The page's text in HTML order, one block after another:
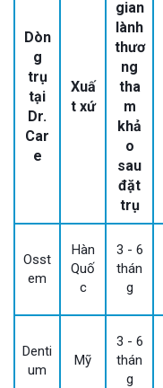
Dòn
g
trụ
tại
Dr.
Car
e
Xuấ
t xứ
gian
lành
thươ
ng
tha
m
khả
o
sau
đặt
trụ
Osst
em
Hàn
Quố
c
3 - 6
thán
g
Denti
um
Mỹ
3 - 6
thán
g